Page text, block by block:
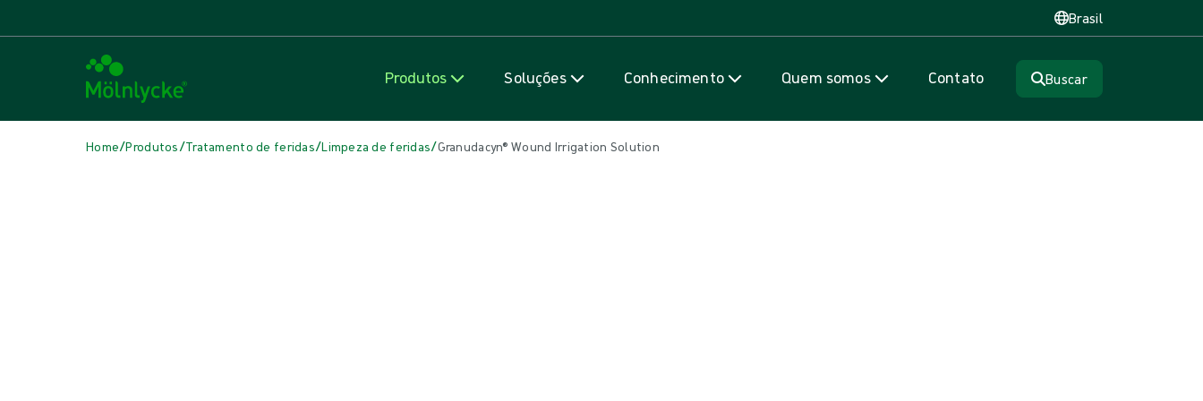
Brasil
Produtos Soluções Conhecimento Quem somos Contato Buscar
Home/Produtos/Tratamento de feridas/Limpeza de feridas/Granudacyn® Wound Irrigation Solution